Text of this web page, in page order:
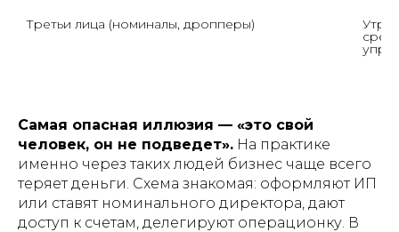
Третьи лица (номиналы, дропперы)
Самая опасная иллюзия — «это свой
человек, он не подведет». На практике
именно через таких людей бизнес чаще всего
теряет деньги. Схема знакомая: оформляют ИП
или ставят номинального директора, дают
доступ к счетам, делегируют операционку. В